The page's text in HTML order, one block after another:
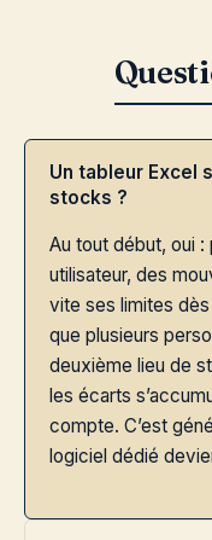
Un tableur Excel
stocks ?
Au tout début, oui :
utilisateur, des
vite ses limites
que plusieurs
deuxième lieu de
les écarts
compte. C’est
logiciel dédié